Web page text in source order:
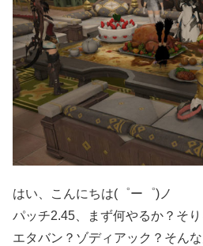
はい、こんにちは(゜ー゜)ノ
パッチ2.45、まず何やるか？そり
エタバン？ゾディアック？そん